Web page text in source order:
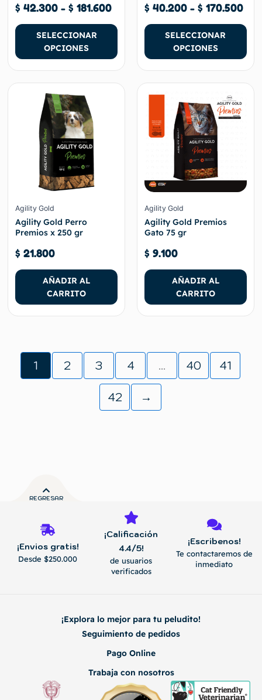
$ 42.300 - $ 181.600
SELECCIONAR
OPCIONES
producto
$ 40.200 - $ 170.500
SELECCIONAR
OPCIONES
producto
Agility Gold
Agility Gold Perro
Premios x 250 gr
$ 21.800
AÑADIR AL
CARRITO
Agility Gold
Agility Gold Premios
Gato 75 gr
$ 9.100
AÑADIR AL
CARRITO
1 2 3 4 … 40 41
42 →
REGRESAR
¡Envios gratis!
Desde $250.000
¡Calificación
4.4/5!
de usuarios
verificados
¡Escribenos!
Te contactaremos de
inmediato
¡Explora lo mejor para tu peludito!
Seguimiento de pedidos
Pago Online
Trabaja con nosotros